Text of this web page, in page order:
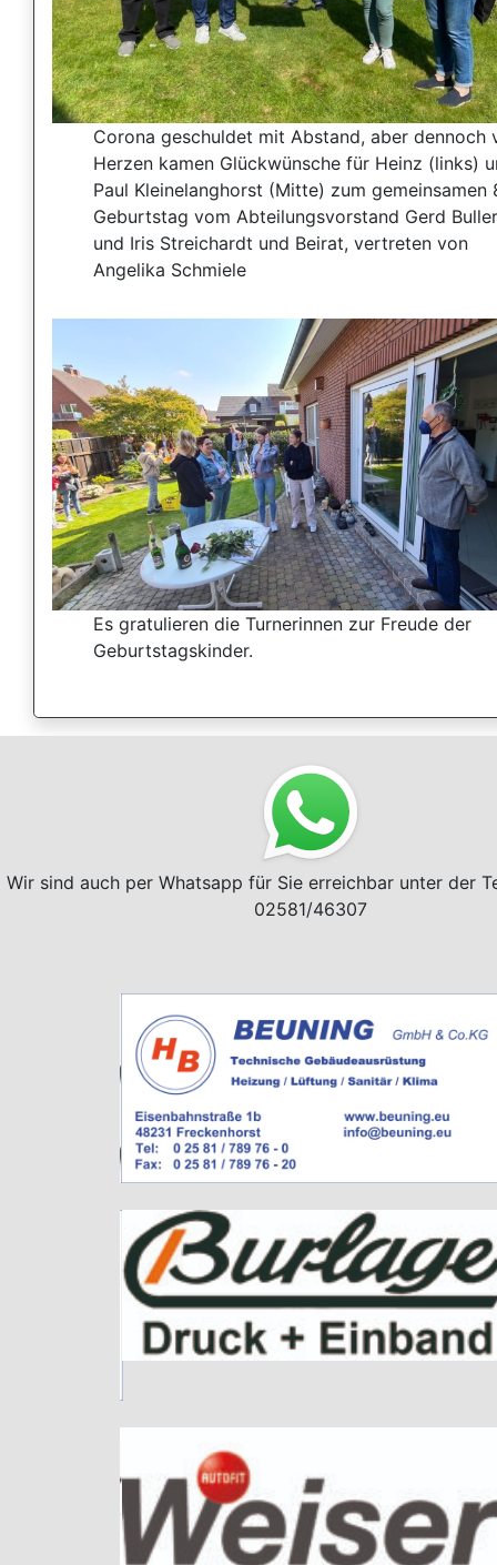
Corona geschuldet mit Abstand, aber dennoch
Herzen kamen Glückwünsche für Heinz (links)
Paul Kleinelanghorst (Mitte) zum gemeinsamen
Geburtstag vom Abteilungsvorstand Gerd
und Iris Streichardt und Beirat, vertreten von
Angelika Schmiele
Es gratulieren die Turnerinnen zur Freude der
Geburtstagskinder.
Wir sind auch per Whatsapp für Sie erreichbar unter der
02581/46307